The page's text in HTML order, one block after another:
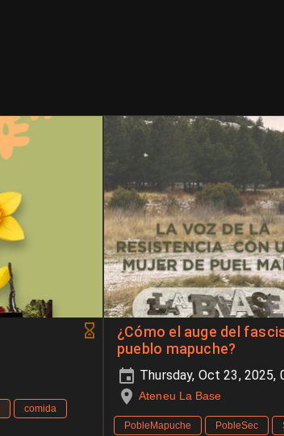
comida
¿Cómo el auge del
pueblo mapuche?
Thursday, Oct 23, 2025,
Ateneu La Base
PobleMapuche PobleSec